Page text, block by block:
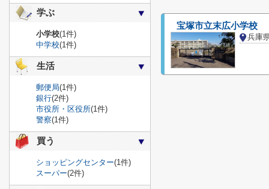
宝塚市立末広小学校
兵庫
学ぶ
小学校(1件)
中学校(1件)
生活
郵便局(1件)
銀行(2件)
市役所・区役所(1件)
警察(1件)
買う
ショッピングセンター(1件)
スーパー(2件)